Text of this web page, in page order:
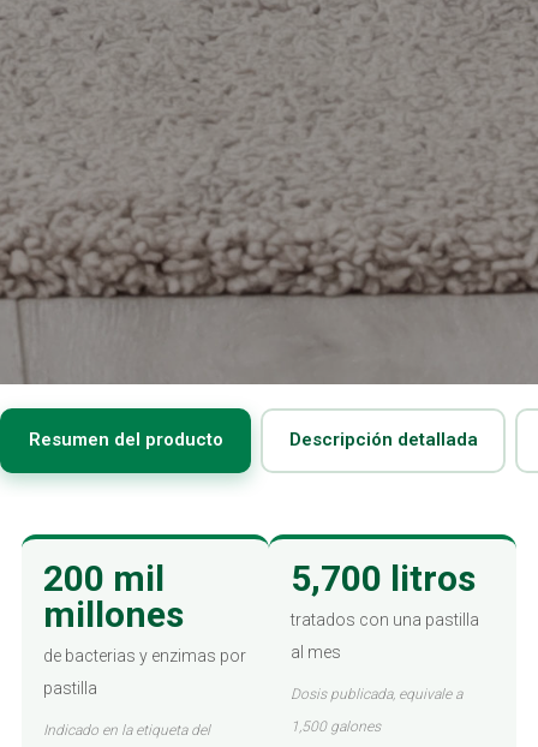
Resumen del producto Descripción detallada
200 mil
millones
de bacterias y enzimas por
pastilla
Indicado en la etiqueta del
5,700 litros
tratados con una pastilla
al mes
Dosis publicada, equivale a
1,500 galones